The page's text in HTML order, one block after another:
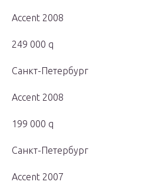
Accent 2008
249 000 q
Санкт-Петербург
Accent 2008
199 000 q
Санкт-Петербург
Accent 2007